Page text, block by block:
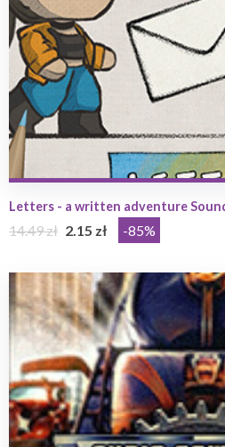
Letters - a written adventure
14.49 zł 2.15 zł -85%